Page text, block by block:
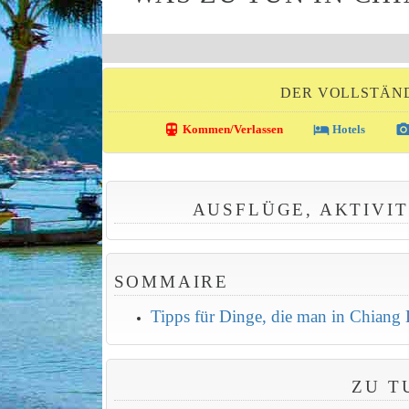
DER
directions_transit Kommen/Verlassen local_hotelHotels
AUSFLÜGE,
SOMMAIRE
Tipps für Dinge, die man in Chiang
ZU